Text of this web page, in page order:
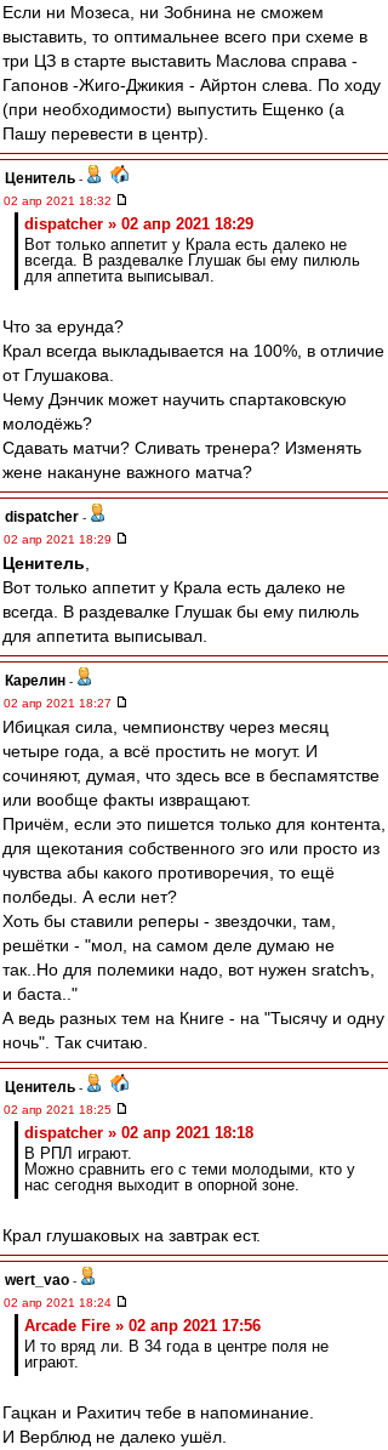
Если ни Мозеса, ни Зобнина не сможем
выставить, то оптимальнее всего при схеме в
три ЦЗ в старте выставить Маслова справа -
Гапонов -Жиго-Джикия - Айртон слева. По ходу
(при необходимости) выпустить Ещенко (а
Пашу перевести в центр).
Ценитель -
02 апр 2021 18:32
dispatcher » 02 апр 2021 18:29
Вот только аппетит у Крала есть далеко не
всегда. В раздевалке Глушак бы ему пилюль
для аппетита выписывал.
Что за ерунда?
Крал всегда выкладывается на 100%, в отличие
от Глушакова.
Чему Дэнчик может научить спартаковскую
молодёжь?
Сдавать матчи? Сливать тренера? Изменять
жене накануне важного матча?
dispatcher -
02 апр 2021 18:29
Ценитель
Вот только аппетит у Крала есть далеко не
всегда. В раздевалке Глушак бы ему пилюль
для аппетита выписывал.
Карелин -
02 апр 2021 18:27
Ибицкая сила, чемпионству через месяц
четыре года, а всё простить не могут. И
сочиняют, думая, что здесь все в беспамятстве
или вообще факты извращают.
Причём, если это пишется только для контента,
для щекотания собственного эго или просто из
чувства абы какого противоречия, то ещё
полбеды. А если нет?
Хоть бы ставили реперы - звездочки, там,
решётки - "мол, на самом деле думаю не
так..Но для полемики надо, вот нужен sratchъ,
и баста.."
А ведь разных тем на Книге - на "Тысячу и одну
ночь". Так считаю.
Ценитель -
02 апр 2021 18:25
dispatcher » 02 апр 2021 18:18
В РПЛ играют.
Можно сравнить его с теми молодыми, кто у
нас сегодня выходит в опорной зоне.
Крал глушаковых на завтрак ест.
wert_vao -
02 апр 2021 18:24
Arcade Fire » 02 апр 2021 17:56
И то вряд ли. В 34 года в центре поля не
играют.
Гацкан и Рахитич тебе в напоминание.
И Верблюд не далеко ушёл.